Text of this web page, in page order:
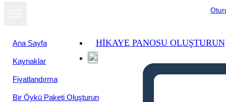
Ana Sayfa
Kaynaklar
Fiyatlandırma
Bir Öykü Paketi Oluşturun
HIKAYE PANOSU OLUŞTURUN
Slayt gösterisi
olarak
görüntüle